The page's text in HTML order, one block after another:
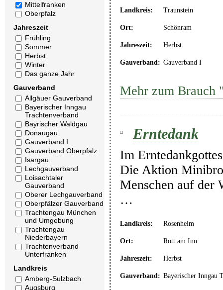
Mittelfranken
Oberpfalz
Jahreszeit
Frühling
Sommer
Herbst
Winter
Das ganze Jahr
Gauverband
Allgäuer Gauverband
Bayerischer Inngau
Trachtenverband
Bayrischer Waldgau
Donaugau
Gauverband I
Gauverband Oberpfalz
Isargau
Lechgauverband
Loisachtaler
Gauverband
Oberer Lechgauverband
Oberpfälzer Gauverband
Trachtengau München
und Umgebung
Trachtengau
Niederbayern
Trachtenverband
Unterfranken
Landkreis
Amberg-Sulzbach
Augsburg
Landkreis: Traunstein
Ort: Schönram
Jahreszeit: Herbst
Gauverband: Gauverband I
Mehr zum Brauch
Erntedank
Im
Die Aktion
Menschen auf der
…
Landkreis: Rosenheim
Ort: Rott am Inn
Jahreszeit: Herbst
Gauverband: Bayerischer Inngau